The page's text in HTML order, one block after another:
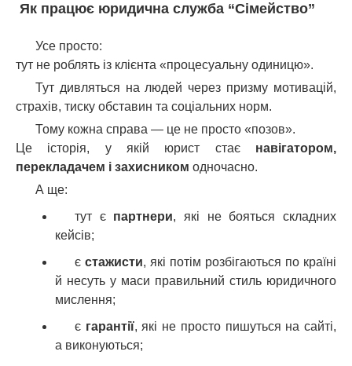
Як працює юридична служба “Сімейство”
Усе просто:
тут не роблять із клієнта «процесуальну одиницю».
Тут дивляться на людей через призму мотивацій,
страхів, тиску обставин та соціальних норм.
Тому кожна справа — це не просто «позов».
Це історія, у якій юрист стає навігатором,
перекладачем і захисником одночасно.
А ще:
тут є партнери, які не бояться складних
кейсів;
є стажисти, які потім розбігаються по країні
й несуть у маси правильний стиль юридичного
мислення;
є гарантії, які не просто пишуться на сайті,
а виконуються;